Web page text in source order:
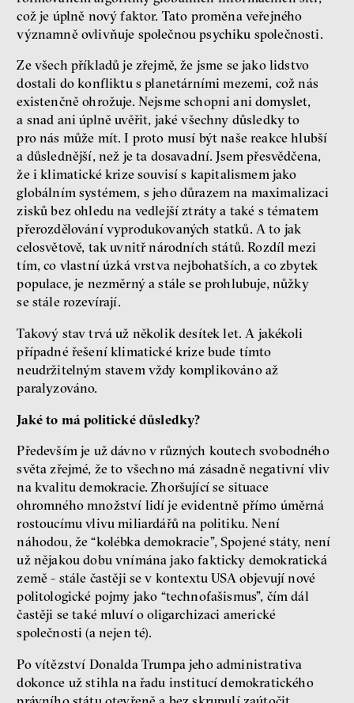
což je úplně nový faktor. Tato proměna veřejného
významně ovlivňuje společnou psychiku společnosti.
Ze všech příkladů je zřejmě, že jsme se jako lidstvo
dostali do konfliktu s planetárními mezemi, což nás
existenčně ohrožuje. Nejsme schopni ani domyslet,
a snad ani úplně uvěřit, jaké všechny důsledky to
pro nás může mít. I proto musí být naše reakce hlubší
a důslednější, než je ta dosavadní. Jsem přesvědčena,
že i klimatické krize souvisí s kapitalismem jako
globálním systémem, s jeho důrazem na maximalizaci
zisků bez ohledu na vedlejší ztráty a také s tématem
přerozdělování vyprodukovaných statků. A to jak
celosvětově, tak uvnitř národních států. Rozdíl mezi
tím, co vlastní úzká vrstva nejbohatších, a co zbytek
populace, je nezměrný a stále se prohlubuje, nůžky
se stále rozevírají.
Takový stav trvá už několik desítek let. A jakékoli
případné řešení klimatické krize bude tímto
neudržitelným stavem vždy komplikováno až
paralyzováno.
Jaké to má politické důsledky?
Především je už dávno v různých koutech svobodného
světa zřejmé, že to všechno má zásadně negativní vliv
na kvalitu demokracie. Zhoršující se situace
ohromného množství lidí je evidentně přímo úměrná
rostoucímu vlivu miliardářů na politiku. Není
náhodou, že “kolébka demokracie”, Spojené státy, není
už nějakou dobu vnímána jako fakticky demokratická
země - stále častěji se v kontextu USA objevují nové
politologické pojmy jako “technofašismus”, čím dál
častěji se také mluví o oligarchizaci americké
společnosti (a nejen té).
Po vítězství Donalda Trumpa jeho administrativa
dokonce už stihla na řadu institucí demokratického